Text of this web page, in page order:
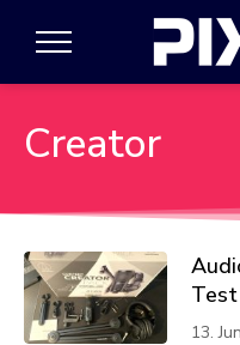
Creator
13.